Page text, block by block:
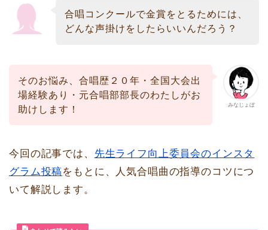
合唱コンクールで金賞をとるためには、
どんな声掛けをしたらいいんだろう？
みなじょぼ
そのお悩み、合唱歴２０年・全国大会出
場経験あり・元合唱部部長のわたしがお
助けします！
今回の記事では、 先生ライフ向上委員会のインスタ
グラム投稿をもとに、人気合唱曲の指導のコツにつ
いて解説します。